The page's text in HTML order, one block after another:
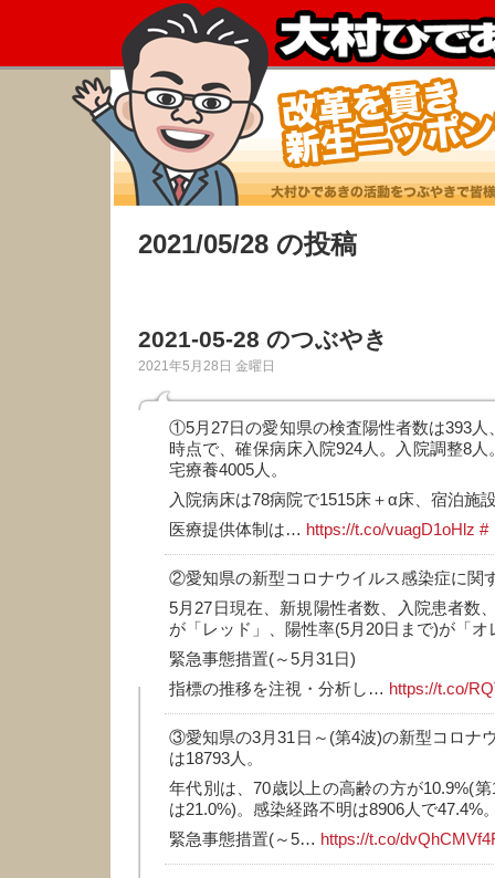
2021/05/28 の投稿
2021-05-28 のつぶやき
2021年5月28日 金曜日
①5月27日の愛知県の検査陽性者数は393人
時点で、確保病床入院924人。入院調整8
宅療養4005人。
入院病床は78病院で1515床＋α床、宿泊施
医療提供体制は… https://t.co/vuagD1oHlz #
②愛知県の新型コロナウイルス感染症に関
5月27日現在、新規陽性者数、入院患者数
が「レッド」、陽性率(5月20日まで)が「オ
緊急事態措置(～5月31日)
指標の推移を注視・分析し… https://t.co/
③愛知県の3月31日～(第4波)の新型コロナ
は18793人。
年代別は、70歳以上の高齢の方が10.9%(
は21.0%)。感染経路不明は8906人で47.4%
緊急事態措置(～5… https://t.co/